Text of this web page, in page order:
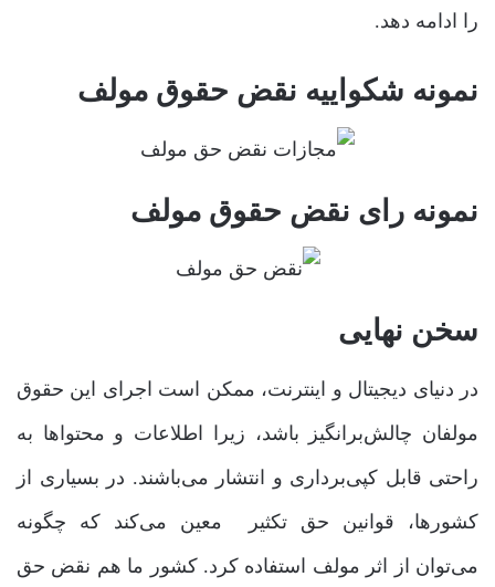
را ادامه دهد.
نمونه شکواییه نقض حقوق مولف
نمونه رای نقض حقوق مولف
سخن نهایی
در دنیای دیجیتال و اینترنت، ممکن است اجرای این حقوق
مولفان چالش‌برانگیز باشد، زیرا اطلاعات و محتواها به
راحتی قابل کپی‌برداری و انتشار می‌باشند. در بسیاری از
کشورها، قوانین حق تکثیر معین می‌کند که چگونه
می‌توان از اثر مولف استفاده کرد. کشور ما هم نقض حق